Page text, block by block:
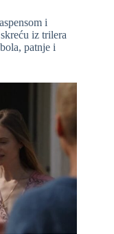
i
iz trilera
patnje i